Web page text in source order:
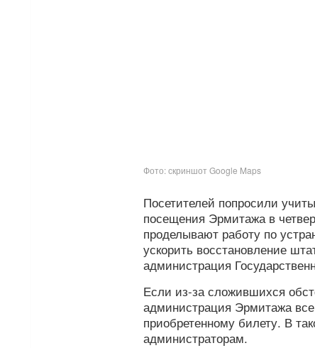
Фото: скриншот Google Maps
Посетителей попросили
посещения Эрмитажа в
проделывают работу по
ускорить восстановление
администрация
Если из-за сложившихся
администрация Эрмитажа
приобретенному билету. В
администраторам.